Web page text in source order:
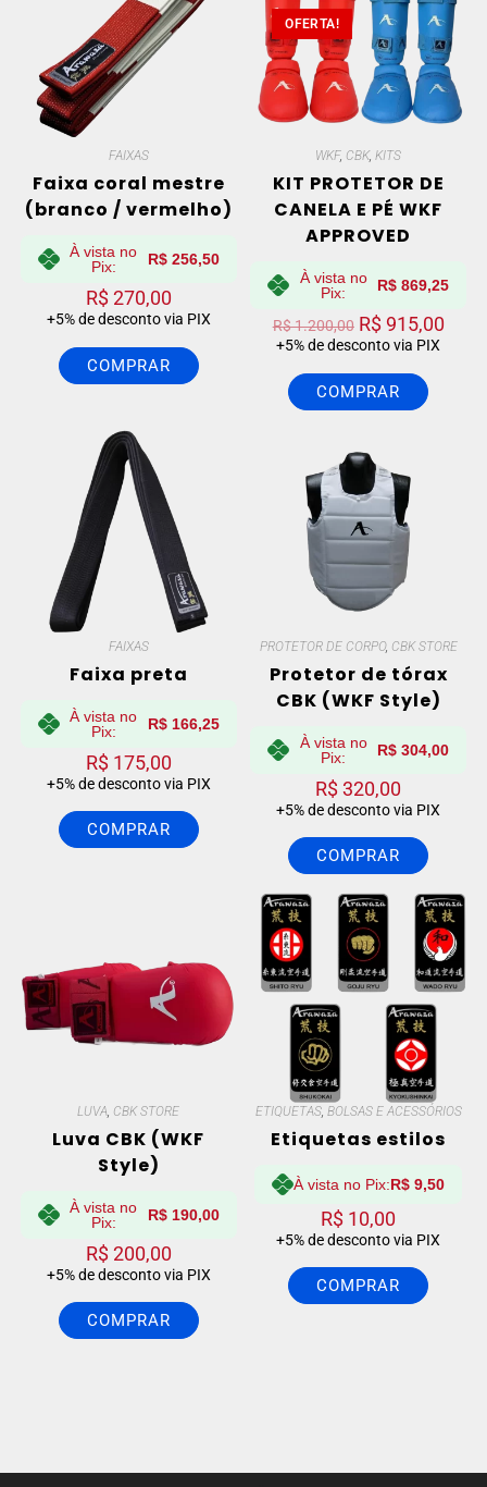
FAIXAS
Faixa coral mestre
(branco / vermelho)
À vista no
Pix:
R$256,50
R$270,00
+5% de desconto via PIX
COMPRAR
OFERTA!
WKF, CBK,KITS
KIT PROTETOR DE
CANELA E PÉ WKF
APPROVED
À vista no
Pix:
R$ 869,25
R$1.200,00 R$915,00
+5% de desconto via PIX
COMPRAR
FAIXAS
Faixa preta
À vista no
Pix:
R$166,25
R$175,00
+5% de desconto via PIX
COMPRAR
PROTETOR DE CORPO, CBK STORE
Protetor de tórax
CBK (WKF Style)
À vista no
Pix:
R$ 304,00
R$320,00
+5% de desconto via PIX
COMPRAR
LUVA, CBK STORE
Luva CBK (WKF
Style)
À vista no
Pix:
R$190,00
R$200,00
+5% de desconto via PIX
COMPRAR
ETIQUETAS, BOLSAS E ACESSÓRIOS
Etiquetas estilos
À vista no Pix:R$ 9,50
R$ 10,00
+5% de desconto via PIX
COMPRAR